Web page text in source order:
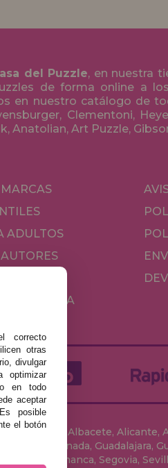
del Puzzle, en nuestra
de forma online a
en nuestro catálogo de
Clementoni,
Anatolian, Art Puzzle,
ADULTOS
DE MESA
Álava, Albacete, Alicante,
Granada, Guadalajara,
Salamanca, Segovia,
correcto
otras
divulgar
optimizar
en todo
aceptar
posible
el botón